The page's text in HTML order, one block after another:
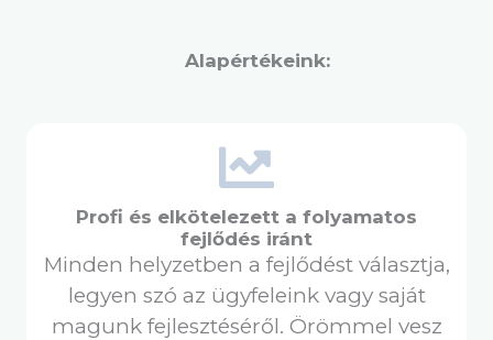
Alapértékeink:
Profi és elkötelezett a folyamatos
fejlődés iránt
Minden helyzetben a fejlődést választja,
legyen szó az ügyfeleink vagy saját
magunk fejlesztéséről. Örömmel vesz